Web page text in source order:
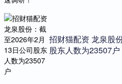
招财猫配资 龙泉股
股东人数为23507户